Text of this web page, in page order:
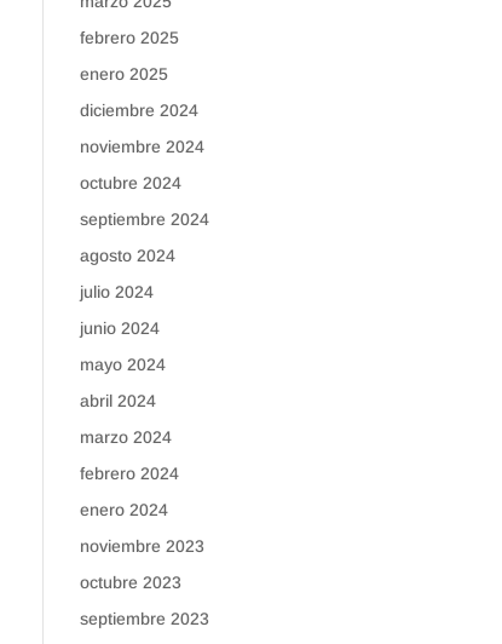
febrero 2025
enero 2025
diciembre 2024
noviembre 2024
octubre 2024
septiembre 2024
agosto 2024
julio 2024
junio 2024
mayo 2024
abril 2024
marzo 2024
febrero 2024
enero 2024
noviembre 2023
octubre 2023
septiembre 2023